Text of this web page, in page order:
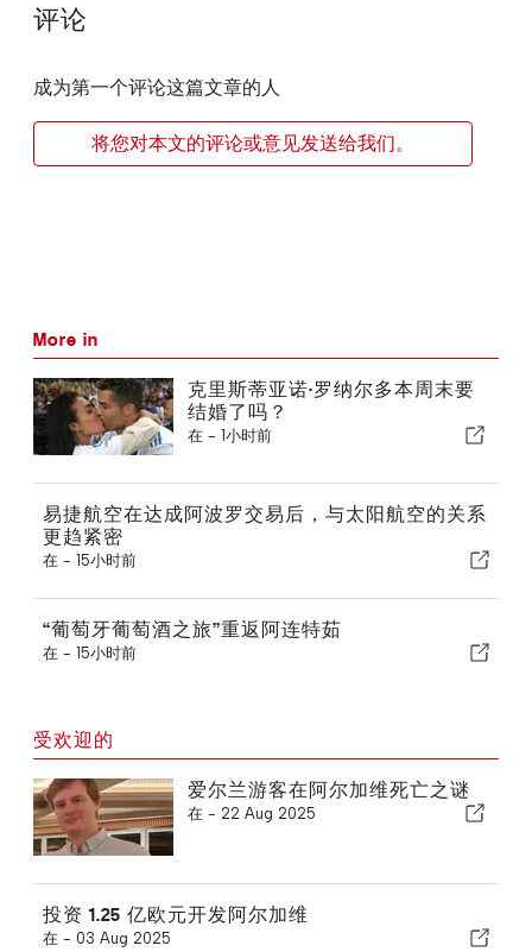
评论
成为第一个评论这篇文章的人
将您对本文的评论或意见发送给我们。
More in
克里斯蒂亚诺·罗纳尔多本周末要
结婚了吗？
在 - 1小时前
易捷航空在达成阿波罗交易后，与太阳航空的关系
更趋紧密
在 - 15小时前
“葡萄牙葡萄酒之旅”重返阿连特茹
在 - 15小时前
受欢迎的
爱尔兰游客在阿尔加维死亡之谜
在 - 22 Aug 2025
投资 1.25 亿欧元开发阿尔加维
在 - 03 Aug 2025